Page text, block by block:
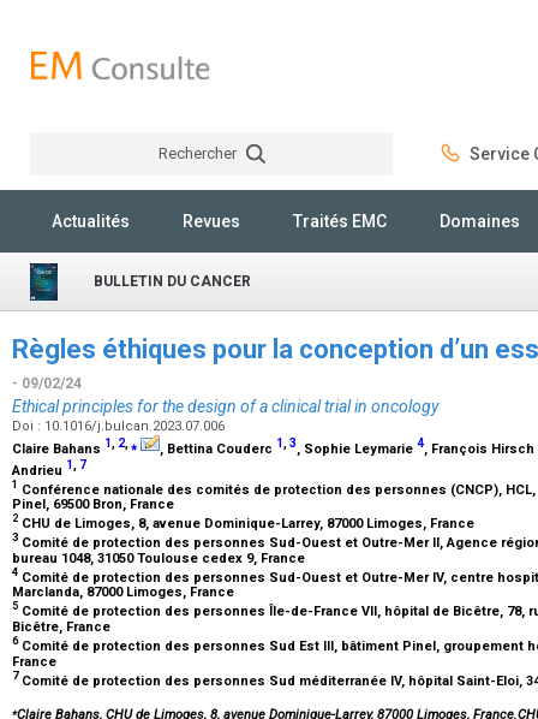
Rechercher Service
Actualités Revues Traités EMC Domaines
BULLETIN DU CANCER
Règles éthiques pour la conception d’un
- 09/02/24
Ethical principles for the design of a clinical trial in oncology
Doi : 10.1016/j.bulcan.2023.07.006
Claire Bahans 1, 2,⁎ , Bettina Couderc 1,3, Sophie Leymarie 4, François Hirsch
Andrieu 1 7
1 Conférence nationale des comités de protection des personnes (CNCP),
Pinel, 69500 Bron, France
2 CHU de Limoges, 8, avenue Dominique-Larrey, 87000 Limoges, France
3 Comité de protection des personnes Sud-Ouest et Outre-Mer II, Agence
bureau 1048, 31050 Toulouse cedex 9, France
4 Comité de protection des personnes Sud-Ouest et Outre-Mer IV, centre
Marclanda, 87000 Limoges, France
5 Comité de protection des personnes Île-de-France VII, hôpital de Bicêtre, 78,
Bicêtre, France
6Comité de protection des personnes Sud Est III, bâtiment Pinel, groupement
France
7 Comité de protection des personnes Sud méditerranée IV, hôpital Saint-Eloi,
⁎Claire Bahans, CHU de Limoges, 8, avenue Dominique-Larrey, 87000 Limoges,